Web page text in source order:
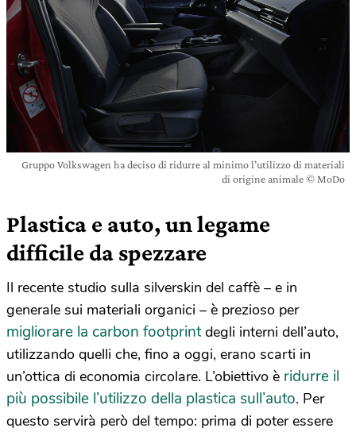
Gruppo Volkswagen ha deciso di ridurre al minimo l’utilizzo di materiali
di origine animale © MoDo
Plastica e auto, un legame
difficile da spezzare
Il recente studio sulla silverskin del caffè – e in
generale sui materiali organici – è prezioso per
migliorare la carbon footprintdegli interni dell’auto,
utilizzando quelli che, fino a oggi, erano scarti in
un’ottica di economia circolare. L’obiettivo è ridurre il
più possibile l’utilizzo della plastica sull’auto. Per
questo servirà però del tempo: prima di poter essere